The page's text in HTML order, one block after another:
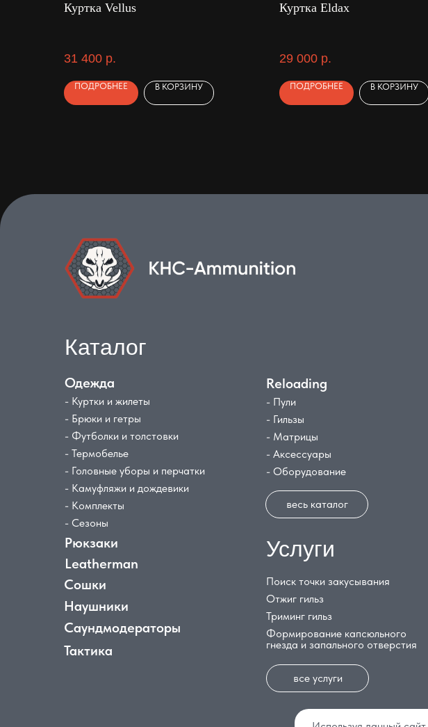
Куртка Vellus
31 400 р.
ПОДРОБНЕЕ В КОРЗИНУ
Куртка Eldax
29 000 р.
ПОДРОБНЕЕ В КОРЗИНУ
Каталог
Одежда
- Куртки и жилеты
- Брюки и гетры
- Футболки и толстовки
- Термобелье
- Головные уборы и перчатки
- Камуфляжи и дождевики
- Комплекты
- Сезоны
Рюкзаки
Leatherman
Сошки
Наушники
Саундмодераторы
Тактика
Reloading
- Пули
- Гильзы
- Матрицы
- Аксессуары
- Оборудование
Поиск точки закусывания
Услуги
Отжиг гильз
Триминг гильз
Формирование капсюльного
гнезда и запального отверстия
весь каталог
все услуги